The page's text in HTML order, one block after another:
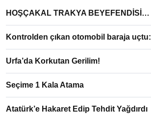
HOŞÇAKAL TRAKYA BEYEFENDİSİ…
Kontrolden çıkan otomobil baraja uçtu:
Urfa’da Korkutan Gerilim!
Seçime 1 Kala Atama
Atatürk’e Hakaret Edip Tehdit Yağdırdı